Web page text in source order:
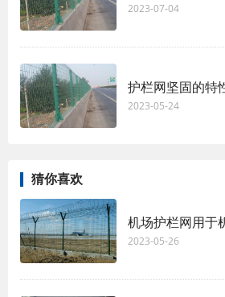
2023-07-04
护栏网坚固的
2023-05-24
猜你喜欢
机场护栏网用于
2023-05-26